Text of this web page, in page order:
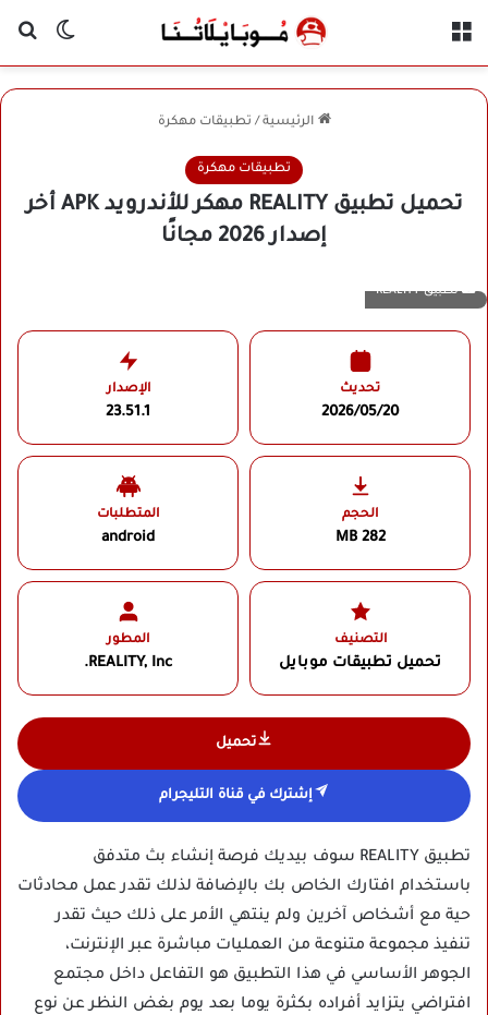
الوضع
الرئيسية / تطبيقات مهكرة
تطبيقات مهكرة
تحميل تطبيق REALITY مهكر للأندرويد APK أخر
إصدار 2026 مجانًا
تطبيق REALITY
تحديث
2026/05/20
الإصدار
23.51.1
الحجم
282 MB
المتطلبات
android
التصنيف
تحميل تطبيقات موبايل
المطور
REALITY, Inc.‏
تحميل
إشترك في قناة التليجرام
تطبيق REALITY سوف بيديك فرصة إنشاء بث متدفق
باستخدام افتارك الخاص بك بالإضافة لذلك تقدر عمل محادثات
حية مع أشخاص آخرين ولم ينتهي الأمر على ذلك حيث تقدر
تنفيذ مجموعة متنوعة من العمليات مباشرة عبر الإنترنت،
الجوهر الأساسي في هذا التطبيق هو التفاعل داخل مجتمع
افتراضي يتزايد أفراده بكثرة يوما بعد يوم بغض النظر عن نوع